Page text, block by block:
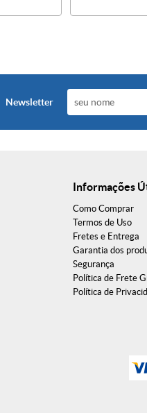
Newsletter
Informações
Como Comprar
Termos de Uso
Fretes e Entrega
Garantia dos
Segurança
Política de Frete
Política de